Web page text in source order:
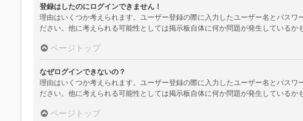
登録はしたのにログインできません！
理由はいくつか考えられます。ユーザー登録の際に入力したユーザー名とパス
ださい。他に考えられる可能性としては掲示板自体に何か問題が発生している
ページトップ
なぜログインできないの？
理由はいくつか考えられます。ユーザー登録の際に入力したユーザー名とパス
ださい。他に考えられる可能性としては掲示板自体に何か問題が発生している
ページトップ